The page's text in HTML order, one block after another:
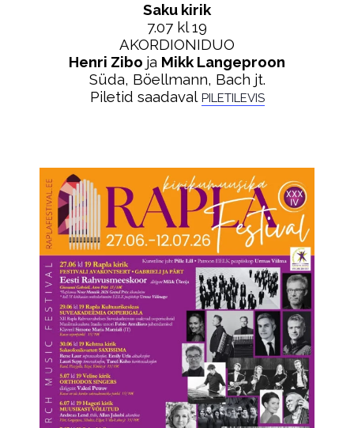
Saku kirik
7.07 kl 19
AKORDIONIDUO
Henri Zibo ja Mikk Langeproon
Süda, Böellmann, Bach jt.
Piletid saadaval PILETILEVIS